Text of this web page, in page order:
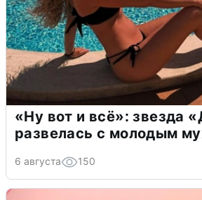
«Ну вот и всё»: звезда
развелась с молодым
6 августа 150